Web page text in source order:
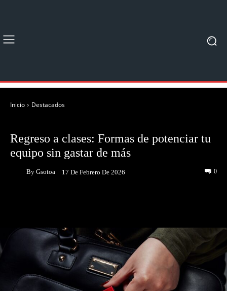
Inicio Destacados
Regreso a clases: Formas de potenciar tu
equipo sin gastar de más
By Gsotoa 17 De Febrero De 2026 0